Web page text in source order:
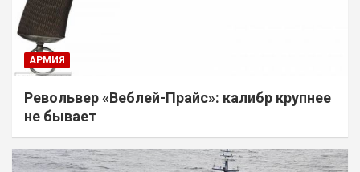
АРМИЯ
Револьвер «Веблей-Прайс»: калибр крупнее
не бывает